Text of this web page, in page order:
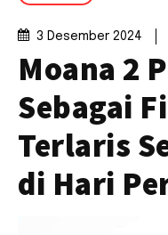
3 Desember 2024
Moana 2
Sebagai
Terlaris
di Hari